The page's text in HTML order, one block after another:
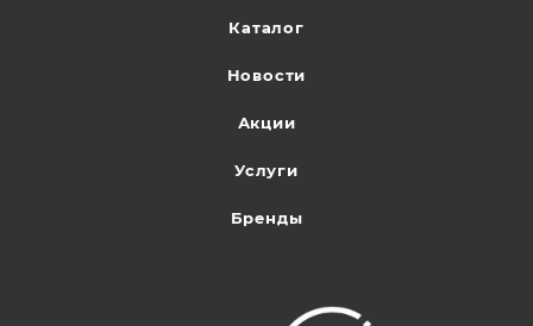
Каталог
Новости
Акции
Услуги
Бренды